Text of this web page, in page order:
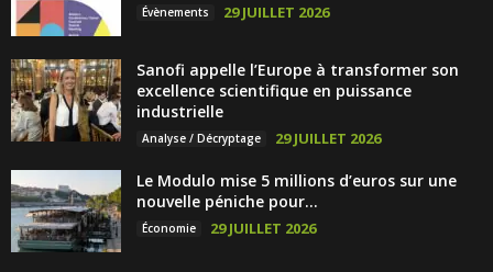
Évènements 29 JUILLET 2026
Sanofi appelle l’Europe à transformer son
excellence scientifique en puissance
industrielle
Analyse / Décryptage 29 JUILLET 2026
Le Modulo mise 5 millions d’euros sur une
nouvelle péniche pour...
Économie 29 JUILLET 2026